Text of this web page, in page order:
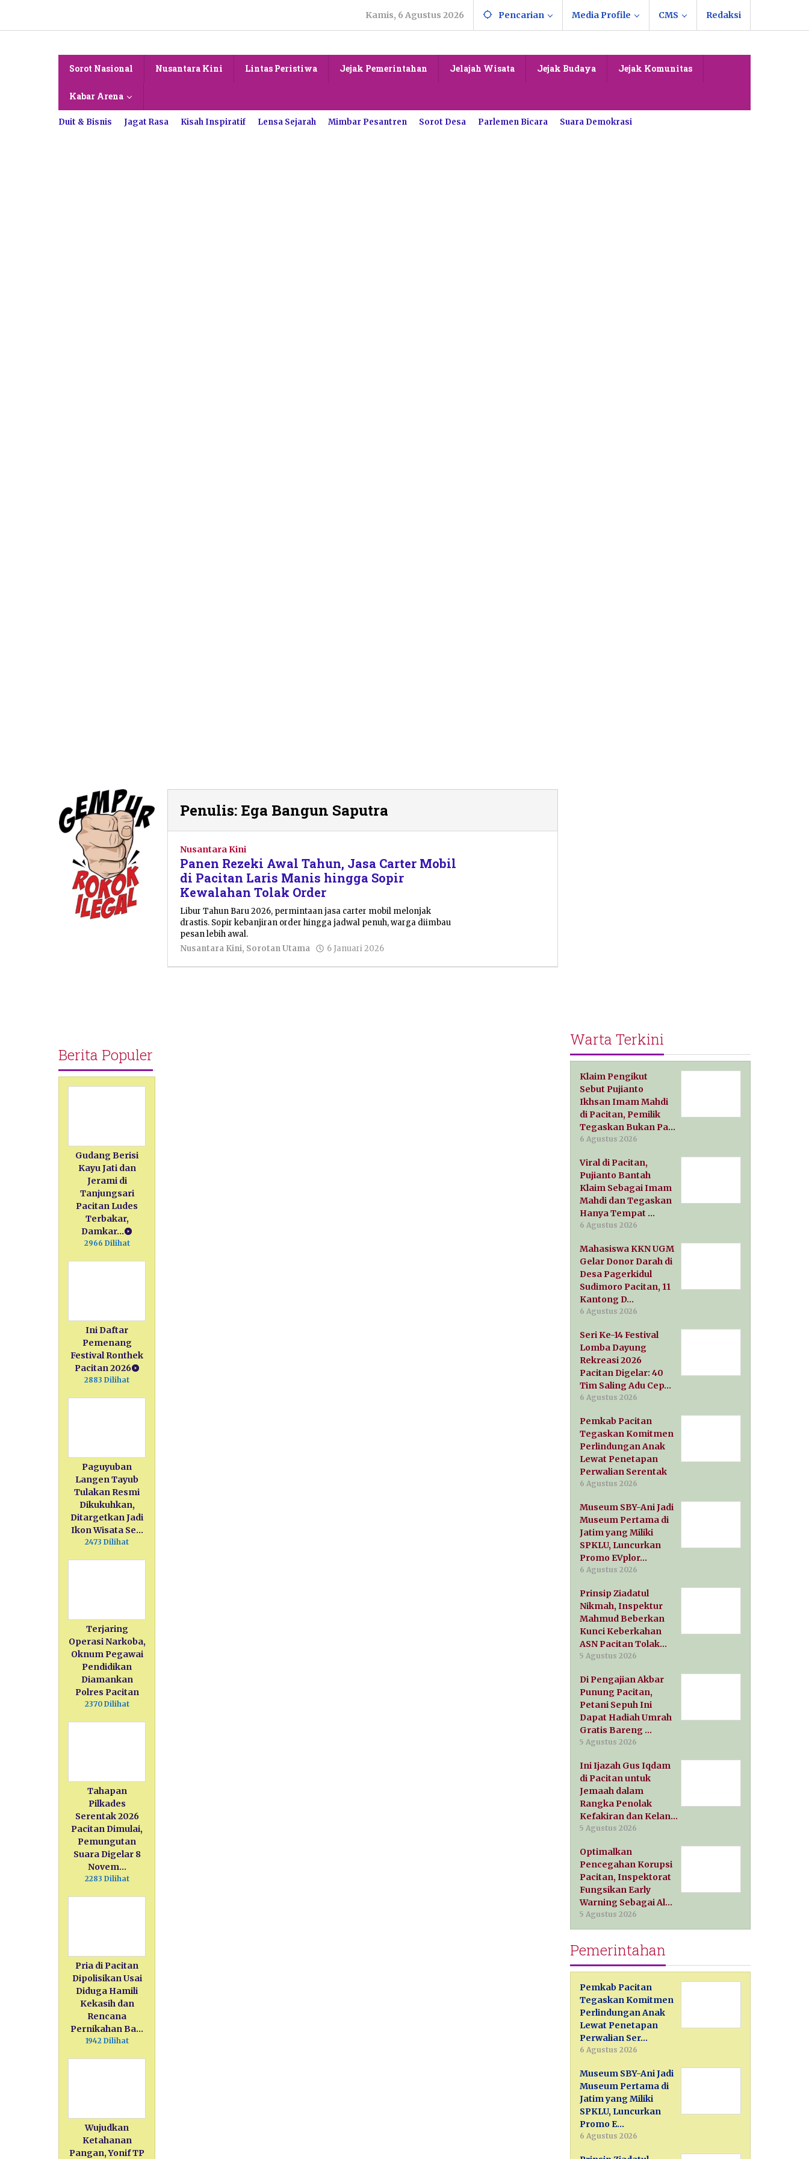
konten
Kamis, 6 Agustus 2026 Pencarian Media Profile CMS Redaksi
Sorot Nasional Nusantara Kini Lintas Peristiwa Jejak Pemerintahan Jelajah Wisata Jejak Budaya Jejak Komunitas
Kabar Arena
Duit & Bisnis Jagat Rasa Kisah Inspiratif Lensa Sejarah Mimbar Pesantren Sorot Desa Parlemen Bicara Suara Demokrasi
Berita Populer
Gudang Berisi
Kayu Jati dan
Jerami di
Tanjungsari
Pacitan Ludes
Terbakar,
Damkar…
2966 Dilihat
Ini Daftar
Pemenang
Festival Ronthek
Pacitan 2026
2883 Dilihat
Paguyuban
Langen Tayub
Tulakan Resmi
Dikukuhkan,
Ditargetkan Jadi
Ikon Wisata Se…
2473 Dilihat
Terjaring
Operasi Narkoba,
Oknum Pegawai
Pendidikan
Diamankan
Polres Pacitan
2370 Dilihat
Tahapan
Pilkades
Serentak 2026
Pacitan Dimulai,
Pemungutan
Suara Digelar 8
Novem…
2283 Dilihat
Pria di Pacitan
Dipolisikan Usai
Diduga Hamili
Kekasih dan
Rencana
Pernikahan Ba…
1942 Dilihat
Wujudkan
Ketahanan
Pangan, Yonif TP
Penulis: Ega Bangun Saputra
Nusantara Kini
Panen Rezeki Awal Tahun, Jasa Carter Mobil
di Pacitan Laris Manis hingga Sopir
Kewalahan Tolak Order
Libur Tahun Baru 2026, permintaan jasa carter mobil melonjak
drastis. Sopir kebanjiran order hingga jadwal penuh, warga diimbau
pesan lebih awal.
Nusantara Kini, Sorotan Utama 6 Januari 2026
Bangun
Warta Terkini
Klaim Pengikut
Sebut Pujianto
Ikhsan Imam Mahdi
di Pacitan, Pemilik
Tegaskan Bukan Pa…
6 Agustus 2026
Viral di Pacitan,
Pujianto Bantah
Klaim Sebagai Imam
Mahdi dan Tegaskan
Hanya Tempat …
6 Agustus 2026
Mahasiswa KKN UGM
Gelar Donor Darah di
Desa Pagerkidul
Sudimoro Pacitan, 11
Kantong D…
6 Agustus 2026
Seri Ke-14 Festival
Lomba Dayung
Rekreasi 2026
Pacitan Digelar: 40
Tim Saling Adu Cep…
6 Agustus 2026
Pemkab Pacitan
Tegaskan Komitmen
Perlindungan Anak
Lewat Penetapan
Perwalian Serentak
6 Agustus 2026
Museum SBY-Ani Jadi
Museum Pertama di
Jatim yang Miliki
SPKLU, Luncurkan
Promo EVplor…
6 Agustus 2026
Prinsip Ziadatul
Nikmah, Inspektur
Mahmud Beberkan
Kunci Keberkahan
ASN Pacitan Tolak…
5 Agustus 2026
Di Pengajian Akbar
Punung Pacitan,
Petani Sepuh Ini
Dapat Hadiah Umrah
Gratis Bareng …
5 Agustus 2026
Ini Ijazah Gus Iqdam
di Pacitan untuk
Jemaah dalam
Rangka Penolak
Kefakiran dan Kelan…
5 Agustus 2026
Optimalkan
Pencegahan Korupsi
Pacitan, Inspektorat
Fungsikan Early
Warning Sebagai Al…
5 Agustus 2026
Pemerintahan
Pemkab Pacitan
Tegaskan Komitmen
Perlindungan Anak
Lewat Penetapan
Perwalian Ser…
6 Agustus 2026
Museum SBY-Ani Jadi
Museum Pertama di
Jatim yang Miliki
SPKLU, Luncurkan
Promo E…
6 Agustus 2026